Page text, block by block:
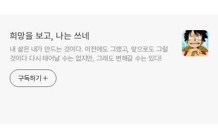
희망을 보고, 나는 쓰네
내 삶은 내가 만드는 것이다. 이전에도 그랬고, 앞으로도 그럴
것이다 다시 태어날 수는 없지만, 그래도 변해갈 수는 있다!
구독하기